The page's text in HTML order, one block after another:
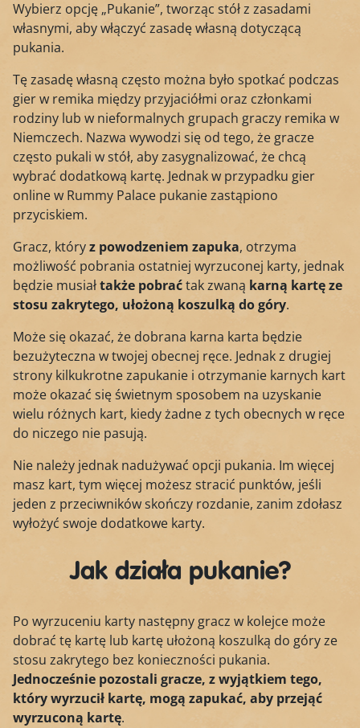
Wybierz opcję „Pukanie”, tworząc stół z zasadami
własnymi, aby włączyć zasadę własną dotyczącą
pukania.
Tę zasadę własną często można było spotkać podczas
gier w remika między przyjaciółmi oraz członkami
rodziny lub w nieformalnych grupach graczy remika w
Niemczech. Nazwa wywodzi się od tego, że gracze
często pukali w stół, aby zasygnalizować, że chcą
wybrać dodatkową kartę. Jednak w przypadku gier
online w Rummy Palace pukanie zastąpiono
przyciskiem.
Gracz, któryz powodzeniem zapuka, otrzyma
możliwość pobrania ostatniej wyrzuconej karty, jednak
będzie musiałtakże pobraćtak zwaną karną kartę ze
stosu zakrytego, ułożoną koszulką do góry.
Może się okazać, że dobrana karna karta będzie
bezużyteczna w twojej obecnej ręce. Jednak z drugiej
strony kilkukrotne zapukanie i otrzymanie karnych kart
może okazać się świetnym sposobem na uzyskanie
wielu różnych kart, kiedy żadne z tych obecnych w ręce
do niczego nie pasują.
Nie należy jednak nadużywać opcji pukania. Im więcej
masz kart, tym więcej możesz stracić punktów, jeśli
jeden z przeciwników skończy rozdanie, zanim zdołasz
wyłożyć swoje dodatkowe karty.
Jak działa pukanie?
Po wyrzuceniu karty następny gracz w kolejce może
dobrać tę kartę lub kartę ułożoną koszulką do góry ze
stosu zakrytego bez konieczności pukania.
Jednocześnie pozostali gracze, z wyjątkiem tego,
który wyrzucił kartę, mogą zapukać, aby przejąć
wyrzuconą kartę.